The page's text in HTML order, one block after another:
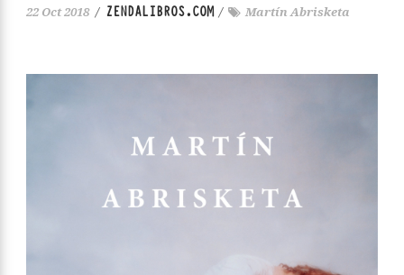
22 Oct 2018 / ZENDALIBROS.COM/ Martín Abrisketa